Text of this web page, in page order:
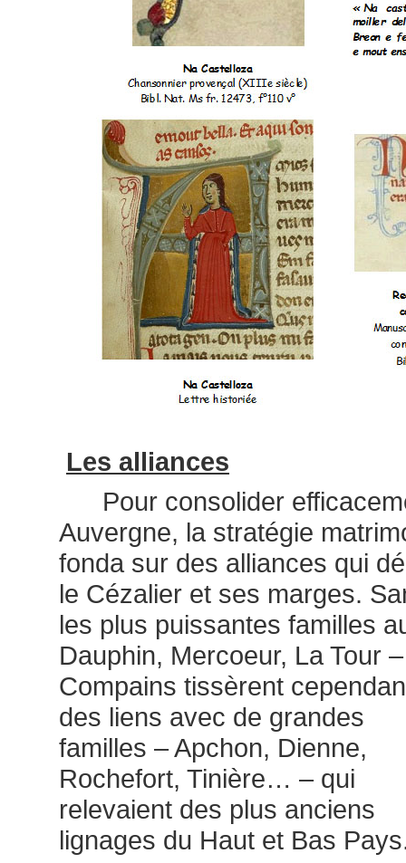
Les alliances
Pour consolider
Auvergne, la stratégie
fonda sur des alliances qui
le Cézalier et ses marges.
les plus puissantes familles
Dauphin, Mercoeur, La Tour
Compains tissèrent
des liens avec de grandes
familles – Apchon, Dienne,
Rochefort, Tinière… – qui
relevaient des plus anciens
lignages du Haut et Bas